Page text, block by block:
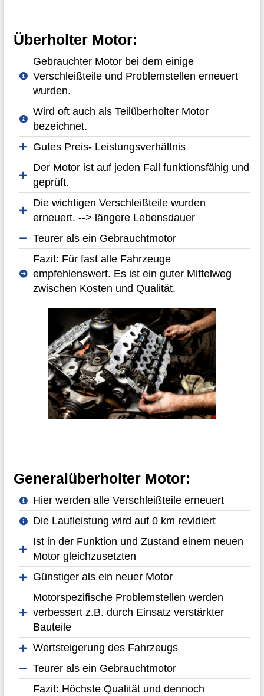
Überholter Motor:
Gebrauchter Motor bei dem einige
Verschleißteile und Problemstellen erneuert
wurden.
Wird oft auch als Teilüberholter Motor
bezeichnet.
Gutes Preis- Leistungsverhältnis
Der Motor ist auf jeden Fall funktionsfähig und
geprüft.
Die wichtigen Verschleißteile wurden
erneuert. --> längere Lebensdauer
Teurer als ein Gebrauchtmotor
Fazit: Für fast alle Fahrzeuge
empfehlenswert. Es ist ein guter Mittelweg
zwischen Kosten und Qualität.
Generalüberholter Motor:
Hier werden alle Verschleißteile erneuert
Die Laufleistung wird auf 0 km revidiert
Ist in der Funktion und Zustand einem neuen
Motor gleichzusetzten
Günstiger als ein neuer Motor
Motorspezifische Problemstellen werden
verbessert z.B. durch Einsatz verstärkter
Bauteile
Wertsteigerung des Fahrzeugs
Teurer als ein Gebrauchtmotor
Fazit: Höchste Qualität und dennoch